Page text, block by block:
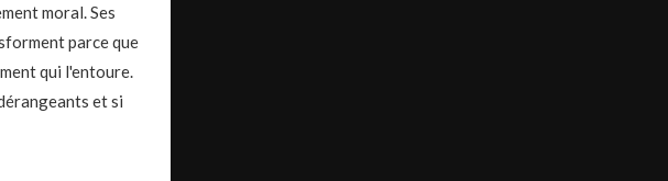
moral. Ses
parce que
qui l'entoure.
et si